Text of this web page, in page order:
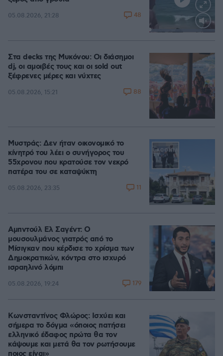
Loaded
05.08.2026, 21:28 48
Στα decks της Μυκόνου: Οι διάσημοι
dj, οι αμοιβές τους και οι sold out
ξέφρενες μέρες και νύχτες
05.08.2026, 15:21 88
Μυστράς: Δεν ήταν οικονομικό το
κίνητρό του λέει ο συνήγορος του
55χρονου που κρατούσε τον νεκρό
πατέρα του σε καταψύκτη
05.08.2026, 23:35 11
Αμπντούλ Ελ Σαγέντ: Ο
μουσουλμάνος γιατρός από το
Μίσιγκαν που κέρδισε το χρίσμα των
Δημοκρατικών, κόντρα στο ισχυρό
ισραηλινό λόμπι
05.08.2026, 19:24 179
Κωνσταντίνος Φλώρος: Ισχύει και
σήμερα το δόγμα «όποιος πατήσει
ελληνικό έδαφος πρώτα θα τον
κάψουμε και μετά θα τον ρωτήσουμε
ποιος είναι»